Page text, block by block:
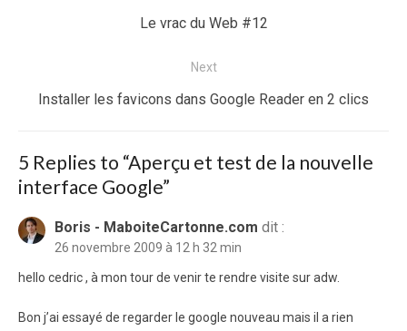
Previous
Le vrac du Web #12
Next
Next
Installer les favicons dans Google Reader en 2 clics
5 Replies to “Aperçu et test de la nouvelle
interface Google”
Boris - MaboiteCartonne.com dit :
26 novembre 2009 à 12 h 32 min
hello cedric , à mon tour de venir te rendre visite sur adw.
Bon j’ai essayé de regarder le google nouveau mais il a rien